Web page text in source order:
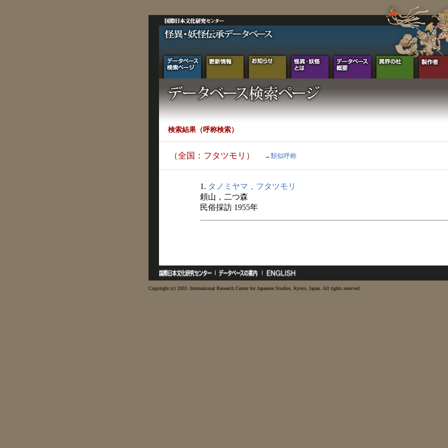
検索結果（呼称検索）
（全国：フタツモリ） →類似呼称
1. タノミヤマ，フタツモリ
頼山，二つ森
民俗採訪 1955年
Copyright (c) 2002- International Research Center for Japanese Studies, Kyoto, Japan. All rights reserved.